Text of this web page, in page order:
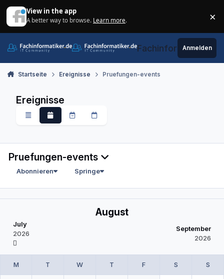
View in the app
A better way to browse. Learn more. ×
Fachinformatiker.de
Anmelden
Startseite Ereignisse Pruefungen-events
Ereignisse
ÜbersichtMonatlichWöchentlich
Täglich
Pruefungen-events
Abonnieren Springe
July
2026
August
September
2026